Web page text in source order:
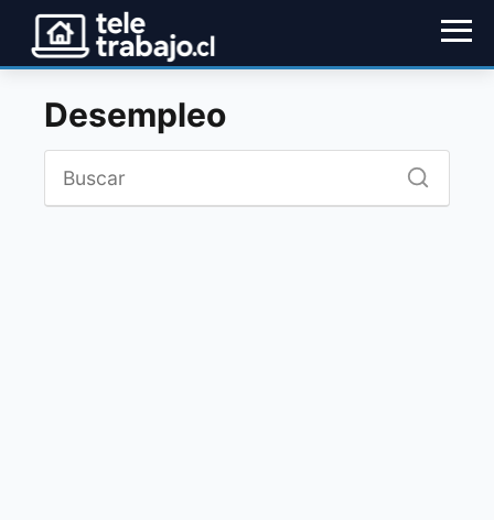
Desempleo